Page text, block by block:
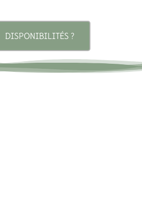
DISPONIBILITÉS ?